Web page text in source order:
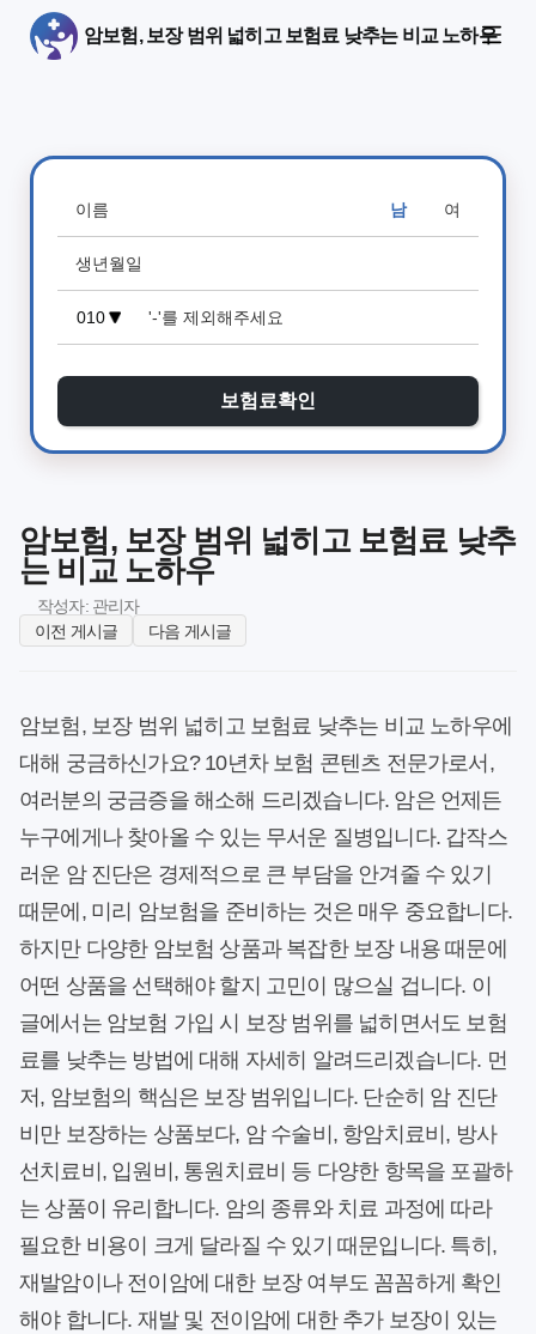
암보험, 보장 범위 넓히고 보험료 낮추는 비교 노하우
남 여
보험료확인
암보험, 보장 범위 넓히고 보험료 낮추
는 비교 노하우
작성자: 관리자
이전 게시글
다음 게시글
암보험, 보장 범위 넓히고 보험료 낮추는 비교 노하우에
대해 궁금하신가요? 10년차 보험 콘텐츠 전문가로서,
여러분의 궁금증을 해소해 드리겠습니다. 암은 언제든
누구에게나 찾아올 수 있는 무서운 질병입니다. 갑작스
러운 암 진단은 경제적으로 큰 부담을 안겨줄 수 있기
때문에, 미리 암보험을 준비하는 것은 매우 중요합니다.
하지만 다양한 암보험 상품과 복잡한 보장 내용 때문에
어떤 상품을 선택해야 할지 고민이 많으실 겁니다. 이
글에서는 암보험 가입 시 보장 범위를 넓히면서도 보험
료를 낮추는 방법에 대해 자세히 알려드리겠습니다. 먼
저, 암보험의 핵심은 보장 범위입니다. 단순히 암 진단
비만 보장하는 상품보다, 암 수술비, 항암치료비, 방사
선치료비, 입원비, 통원치료비 등 다양한 항목을 포괄하
는 상품이 유리합니다. 암의 종류와 치료 과정에 따라
필요한 비용이 크게 달라질 수 있기 때문입니다. 특히,
재발암이나 전이암에 대한 보장 여부도 꼼꼼하게 확인
해야 합니다. 재발 및 전이암에 대한 추가 보장이 있는